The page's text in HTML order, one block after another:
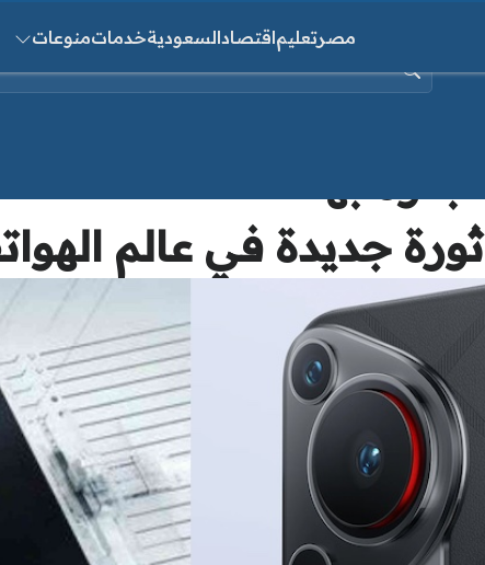
مصرتعليماقتصادالسعوديةخدماتمنوعات
ثورة جديدة في عالم